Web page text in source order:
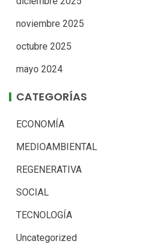
noviembre 2025
octubre 2025
mayo 2024
CATEGORÍAS
ECONOMÍA
MEDIOAMBIENTAL
REGENERATIVA
SOCIAL
TECNOLOGÍA
Uncategorized